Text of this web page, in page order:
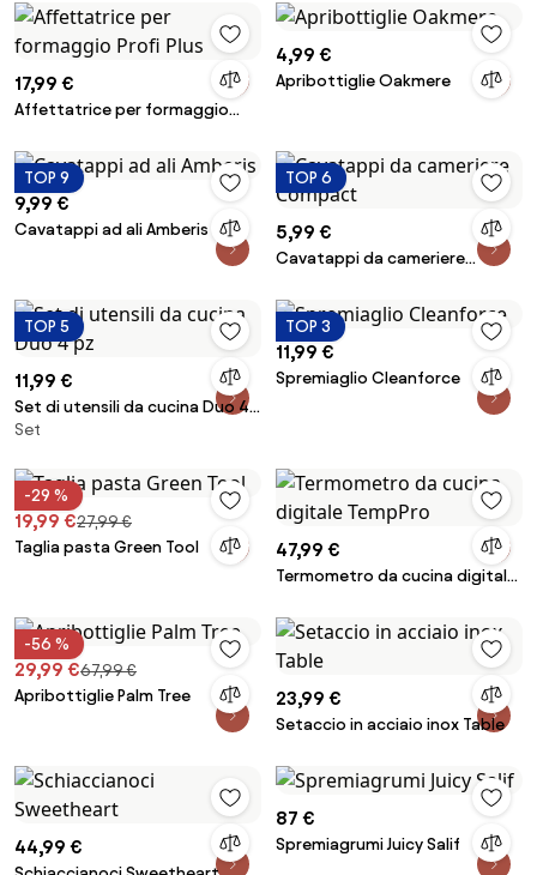
17,99 €
Affettatrice per formaggio
4,99 €
Apribottiglie Oakmere
TOP 9
9,99 €
Cavatappi ad ali Amberis
TOP 6
5,99 €
Cavatappi da cameriere
TOP 5
11,99 €
Set di utensili da cucina Duo 4
pz
Set
TOP 3
11,99 €
Spremiaglio Cleanforce
-29 %
19,99 €27,99 €
Taglia pasta Green Tool
47,99 €
Termometro da cucina digitale
-56 %
29,99 €67,99 €
Apribottiglie Palm Tree
23,99 €
Setaccio in acciaio inox Table
44,99 €
87 €
Spremiagrumi Juicy Salif